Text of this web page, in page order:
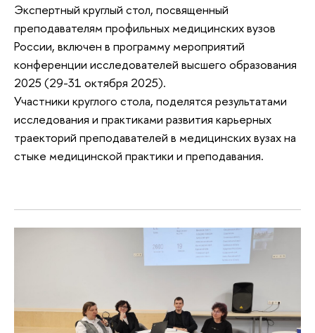
Экспертный круглый стол, посвященный
преподавателям профильных медицинских вузов
России, включен в программу мероприятий
конференции исследователей высшего образования
2025 (29-31 октября 2025).
Участники круглого стола, поделятся результатами
исследования и практиками развития карьерных
траекторий преподавателей в медицинских вузах на
стыке медицинской практики и преподавания.